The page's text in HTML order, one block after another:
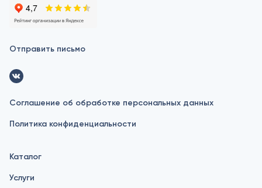
Отправить письмо
Соглашение об обработке персональных данных
Политика конфиденциальности
Каталог
Услуги